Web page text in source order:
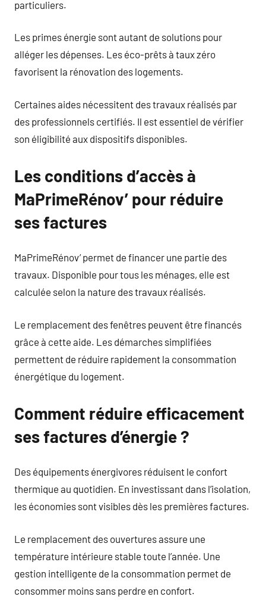
particuliers.
Les primes énergie sont autant de solutions pour
alléger les dépenses. Les éco-prêts à taux zéro
favorisent la rénovation des logements.
Certaines aides nécessitent des travaux réalisés par
des professionnels certifiés. Il est essentiel de vérifier
son éligibilité aux dispositifs disponibles.
Les conditions d’accès à
MaPrimeRénov’ pour réduire
ses factures
MaPrimeRénov’ permet de financer une partie des
travaux. Disponible pour tous les ménages, elle est
calculée selon la nature des travaux réalisés.
Le remplacement des fenêtres peuvent être financés
grâce à cette aide. Les démarches simplifiées
permettent de réduire rapidement la consommation
énergétique du logement.
Comment réduire efficacement
ses factures d’énergie ?
Des équipements énergivores réduisent le confort
thermique au quotidien. En investissant dans l’isolation,
les économies sont visibles dès les premières factures.
Le remplacement des ouvertures assure une
température intérieure stable toute l’année. Une
gestion intelligente de la consommation permet de
consommer moins sans perdre en confort.